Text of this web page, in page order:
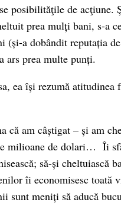
posibilităţile de acţiune.
prea mulți bani, s-a
(și-a dobândit reputația
ars prea multe punți.
ea își rezumă atitudinea
că am câștigat – și am
milioane de dolari… Îi
să-și cheltuiască
îi economisesc toată
sunt meniți să aducă